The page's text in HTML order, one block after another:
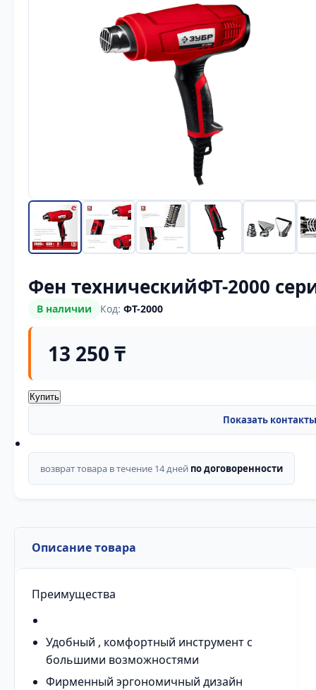
Фен техническийФТ-2000
В наличии Код: ФТ-2000
13 250 ₸
Купить
возврат товара в течение 14 дней по договоренности
Описание товара
Преимущества
Удобный , комфортный инструмент с
большими возможностями
Фирменный эргономичный дизайн